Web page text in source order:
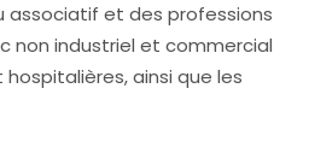
associatif et des professions
non industriel et commercial
ainsi que les